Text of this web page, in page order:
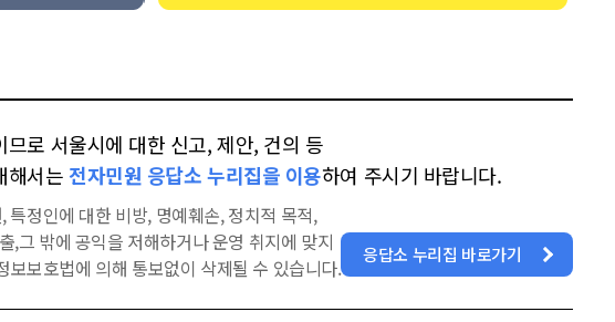
로 서울시에 대한 신고, 제안, 건의 등
해서는 전자민원 응답소 누리집을 이용하여 주시기 바랍니다.
특정인에 대한 비방, 명예훼손, 정치적 목적,
,그 밖에 공익을 저해하거나 운영 취지에 맞지
보보호법에 의해 통보없이 삭제될 수 있습니다.
응답소 누리집 바로가기